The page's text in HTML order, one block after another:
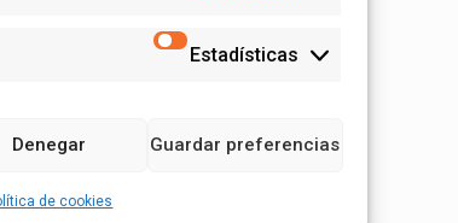
Estadísticas
Denegar Guardar preferencias
de cookies
fortalecer
sociales